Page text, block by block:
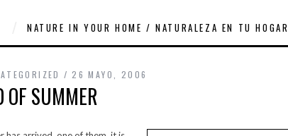
NATURE IN YOUR HOME / NATURALEZA EN TU HOGAR
26 MAYO, 2006
OF SUMMER